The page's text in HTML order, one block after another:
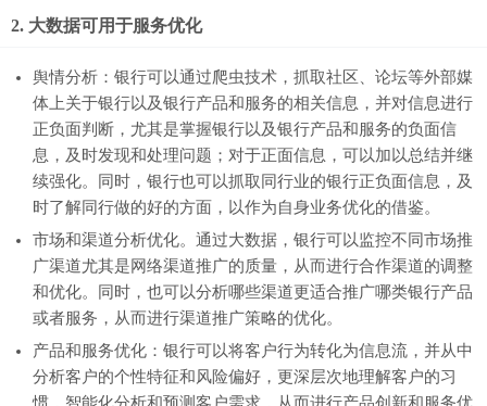
2. 大数据可用于服务优化
舆情分析：银行可以通过爬虫技术，抓取社区、论坛等外部媒
体上关于银行以及银行产品和服务的相关信息，并对信息进行
正负面判断，尤其是掌握银行以及银行产品和服务的负面信
息，及时发现和处理问题；对于正面信息，可以加以总结并继
续强化。同时，银行也可以抓取同行业的银行正负面信息，及
时了解同行做的好的方面，以作为自身业务优化的借鉴。
市场和渠道分析优化。通过大数据，银行可以监控不同市场推
广渠道尤其是网络渠道推广的质量，从而进行合作渠道的调整
和优化。同时，也可以分析哪些渠道更适合推广哪类银行产品
或者服务，从而进行渠道推广策略的优化。
产品和服务优化：银行可以将客户行为转化为信息流，并从中
分析客户的个性特征和风险偏好，更深层次地理解客户的习